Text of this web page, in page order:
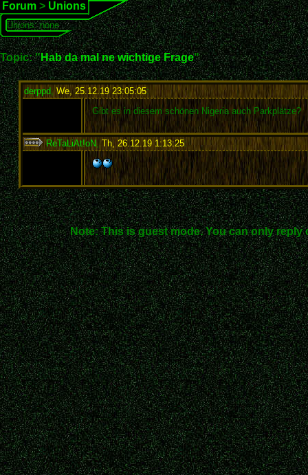
Forum > Unions
Unions: none
Topic: "Hab da mal ne wichtige Frage"
derppd, We, 25.12.19 23:05:05:
Gibt es in diesem schönen Nigeria auch Parkplätze?
ReTaLiAt!oN, Th, 26.12.19 1:13:25:
Note: This is guest mode. You can only